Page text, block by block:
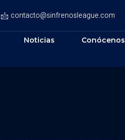
contacto@sinfrenosleague.com
Noticias Conócenos